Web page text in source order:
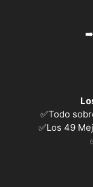
➡️
✅Todo
✅Los 49